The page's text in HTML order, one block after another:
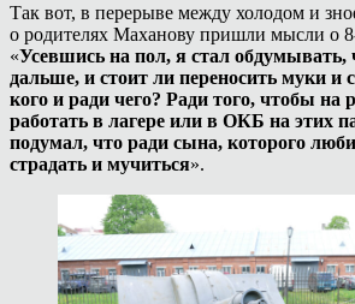
Так вот, в перерыве между холодом и
о родителях Маханову пришли мысли о
«Усевшись на пол, я стал обдумывать,
дальше, и стоит ли переносить муки и
кого и ради чего? Ради того, чтобы на
работать в лагере или в ОКБ на этих
подумал, что ради сына, которого
страдать и мучиться».